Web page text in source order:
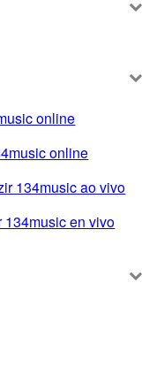
online
online
134music ao vivo
134music en vivo